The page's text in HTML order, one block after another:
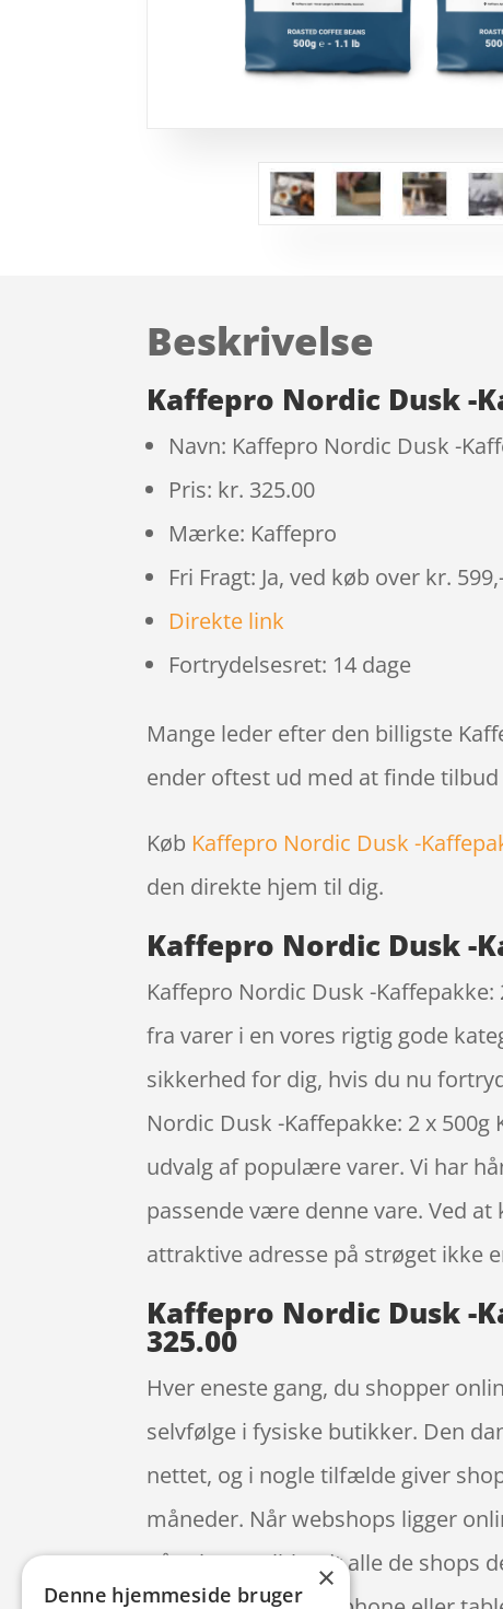
Beskrivelse
Kaffepro Nordic Dusk -
Navn: Kaffepro Nordic Dusk -
Pris: kr. 325.00
Mærke: Kaffepro
Fri Fragt: Ja, ved køb over kr.
Direkte link
Fortrydelsesret: 14 dage
Mange leder efter den billigste
ender oftest ud med at finde
Køb Kaffepro Nordic Dusk -
den direkte hjem til dig.
Kaffepro Nordic Dusk -
Kaffepro Nordic Dusk -
fra varer i en vores rigtig gode
sikkerhed for dig, hvis du nu
Nordic Dusk -Kaffepakke: 2 x
udvalg af populære varer. Vi har
passende være denne vare. Ved
attraktive adresse på strøget ikke
Kaffepro Nordic Dusk -
325.00
Hver eneste gang, du shopper
selvfølge i fysiske butikker. Den
nettet, og i nogle tilfælde giver
måneder. Når webshops ligger
på priserne, iblandt alle de shops
×
Denne hjemmeside bruger